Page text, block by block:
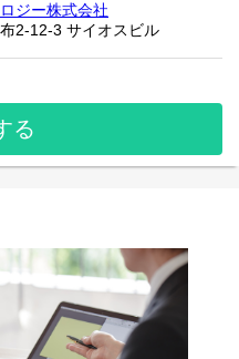
ジー株式会社
2-12-3 サイオスビル
る